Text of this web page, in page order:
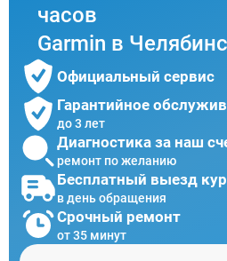
часов
Garmin в
Официальный сервис
Гарантийное
до 3 лет
Диагностика за наш
ремонт по желанию
Бесплатный выезд
в день обращения
Срочный ремонт
от 35 минут